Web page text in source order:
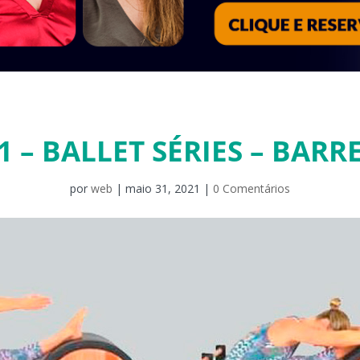
– BALLET SÉRIES –
por web | maio 31, 2021 | 0 Comentários